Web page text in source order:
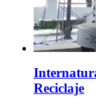
Reciclaje